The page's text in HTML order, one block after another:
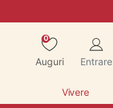
0
Auguri Entrare
Vivere